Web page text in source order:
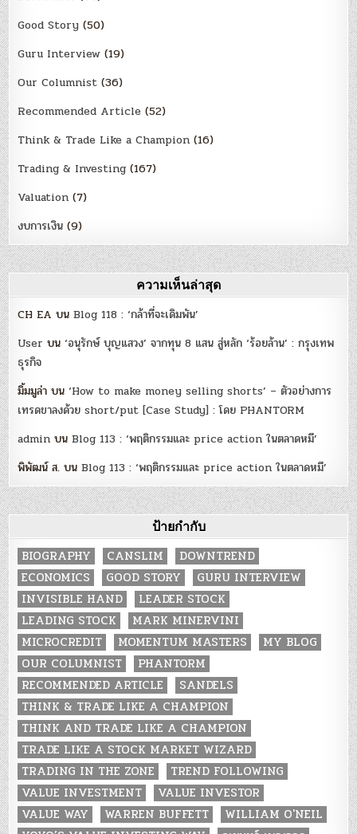
Good Story (50)
Guru Interview (19)
Our Columnist (36)
Recommended Article (52)
Think & Trade Like a Champion (16)
Trading & Investing (167)
Valuation (7)
งบการเงิน (9)
ความเห็นล่าสุด
CH EA บนBlog 118 : ‘กล้าที่จะเดิมพัน’
User บน‘อนุรักษ์ บุญแสวง’ จากทุน 8 แสน สู่หลัก ‘ร้อยล้าน’ : กรุงเทพ
ธุรกิจ
มิ้มมูล่า บน‘How to make money selling shorts’ – ตัวอย่างการ
เทรดขาลงด้วย short/put [Case Study] : โดย PHANTORM
admin บนBlog 113 : ‘พฤติกรรมและ price action ในตลาดหมี’
พิพัฒน์ ส. บนBlog 113 : ‘พฤติกรรมและ price action ในตลาดหมี’
ป้ายกำกับ
BIOGRAPHY CANSLIM
DOWNTREND
ECONOMICS
GOOD STORY
GURU INTERVIEW
INVISIBLE HAND
LEADER STOCK
LEADING STOCK
MARK MINERVINI
MICROCREDIT
MOMENTUM MASTERS
MY BLOG
OUR COLUMNIST
PHANTORM
RECOMMENDED ARTICLE
SANDELS
THINK & TRADE LIKE A CHAMPION
THINK AND TRADE LIKE A CHAMPION
TRADE LIKE A STOCK MARKET WIZARD
TRADING IN THE ZONE
TREND FOLLOWING
VALUE INVESTMENT
VALUE INVESTOR
VALUE WAY
WARREN BUFFETT
WILLIAM O'NEIL